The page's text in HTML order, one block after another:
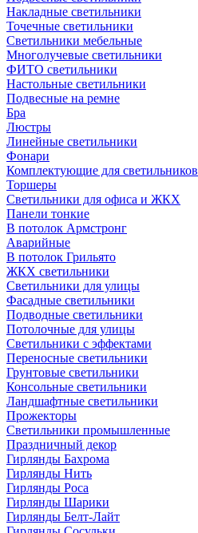
Накладные светильники
Точечные светильники
Светильники мебельные
Многолучевые светильники
ФИТО светильники
Настольные светильники
Подвесные на ремне
Бра
Люстры
Линейные светильники
Фонари
Комплектующие для светильников
Торшеры
Светильники для офиса и ЖКХ
Панели тонкие
В потолок Армстронг
Аварийные
В потолок Грильято
ЖКХ светильники
Светильники для улицы
Фасадные светильники
Подводные светильники
Потолочные для улицы
Светильники с эффектами
Переносные светильники
Грунтовые светильники
Консольные светильники
Ландшафтные светильники
Прожекторы
Светильники промышленные
Праздничный декор
Гирлянды Бахрома
Гирлянды Нить
Гирлянды Роса
Гирлянды Шарики
Гирлянды Белт-Лайт